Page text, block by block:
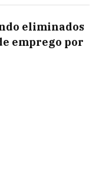
eliminados
emprego por